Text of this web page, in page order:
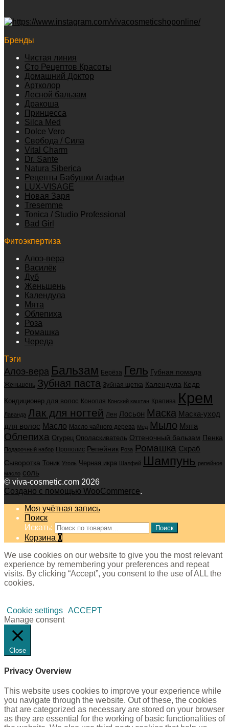
Бренды
Чистая линия
Сто Рецептов Красоты
Домашний Доктор
Артколор
Лесной бальзам
Дракоша
Принцесса
Silca Med
Dolce Vero
Свобода / Сила
Vital Charm
Dr. Sante
Natura Siberica
Рецепты Бабушки Агафьи
LUX-VISAGE
Новая Заря
Tresemme
Tonica / Studio Professional
Bad Girl
Фитоэкпертиза
Алоэ-вера
Василёк
Дуб
Женьшень
Календула
Мята
Облепиха
Роза
Ромашка
Череда
Тэги
Алоэ-вера Бальзам Берёза Гель Губная помада
Женьшень Зубная паста Зубная щетка Календула Кедр
Кондиционер для волос Конопля Конский каштан Крапива Крем
Лаванда Лак для ногтей Лен Лосьон Маска Маска-уход
для волос Масло Масло чайного дерева Мед Мыло Мята
Облепиха Огурец Ополаскиватель Оттеночный бальзам Пенка
Подарочный набор Прополис Репейник Роза Ромашка Скраб
Сыворотка Тоник Уголь Черная икра Шалфей Шампунь репейное
масло соль
© viva-cosmetic.com 2026
Создано с помощью WooCommerce.
Моя учётная запись
Поиск
Искать:
Поиск
Корзина 0
We use cookies on our website to give you the most relevant
experience by remembering your preferences and repeat
visits. By clicking “Accept”, you consent to the use of ALL the
cookies.
Cookie settings ACCEPT
Manage consent
Close
Privacy Overview
This website uses cookies to improve your experience while
you navigate through the website. Out of these, the cookies
that are categorized as necessary are stored on your browser
as they are essential for the working of basic functionalities of